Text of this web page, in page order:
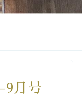
9月号